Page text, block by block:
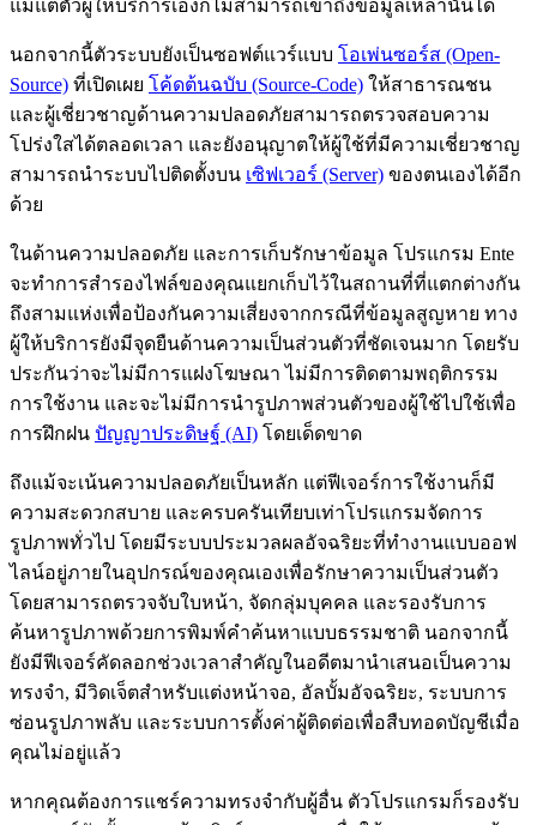
แม้แต่ตัวผู้ให้บริการเองก็ไม่สามารถเข้าถึงข้อมูลเหล่านั้นได้
นอกจากนี้ตัวระบบยังเป็นซอฟต์แวร์แบบ โอเพ่นซอร์ส (Open-
Source) ที่เปิดเผย โค้ดต้นฉบับ (Source-Code) ให้สาธารณชน
และผู้เชี่ยวชาญด้านความปลอดภัยสามารถตรวจสอบความ
โปร่งใสได้ตลอดเวลา และยังอนุญาตให้ผู้ใช้ที่มีความเชี่ยวชาญ
สามารถนำระบบไปติดตั้งบน เซิฟเวอร์ (Server) ของตนเองได้อีก
ด้วย
ในด้านความปลอดภัย และการเก็บรักษาข้อมูล โปรแกรม Ente
จะทำการสำรองไฟล์ของคุณแยกเก็บไว้ในสถานที่ที่แตกต่างกัน
ถึงสามแห่งเพื่อป้องกันความเสี่ยงจากกรณีที่ข้อมูลสูญหาย ทาง
ผู้ให้บริการยังมีจุดยืนด้านความเป็นส่วนตัวที่ชัดเจนมาก โดยรับ
ประกันว่าจะไม่มีการแฝงโฆษณา ไม่มีการติดตามพฤติกรรม
การใช้งาน และจะไม่มีการนำรูปภาพส่วนตัวของผู้ใช้ไปใช้เพื่อ
การฝึกฝน ปัญญาประดิษฐ์ (AI) โดยเด็ดขาด
ถึงแม้จะเน้นความปลอดภัยเป็นหลัก แต่ฟีเจอร์การใช้งานก็มี
ความสะดวกสบาย และครบครันเทียบเท่าโปรแกรมจัดการ
รูปภาพทั่วไป โดยมีระบบประมวลผลอัจฉริยะที่ทำงานแบบออฟ
ไลน์อยู่ภายในอุปกรณ์ของคุณเองเพื่อรักษาความเป็นส่วนตัว
โดยสามารถตรวจจับใบหน้า, จัดกลุ่มบุคคล และรองรับการ
ค้นหารูปภาพด้วยการพิมพ์คำค้นหาแบบธรรมชาติ นอกจากนี้
ยังมีฟีเจอร์คัดลอกช่วงเวลาสำคัญในอดีตมานำเสนอเป็นความ
ทรงจำ, มีวิดเจ็ตสำหรับแต่งหน้าจอ, อัลบั้มอัจฉริยะ, ระบบการ
ซ่อนรูปภาพลับ และระบบการตั้งค่าผู้ติดต่อเพื่อสืบทอดบัญชีเมื่อ
คุณไม่อยู่แล้ว
หากคุณต้องการแชร์ความทรงจำกับผู้อื่น ตัวโปรแกรมก็รองรับ